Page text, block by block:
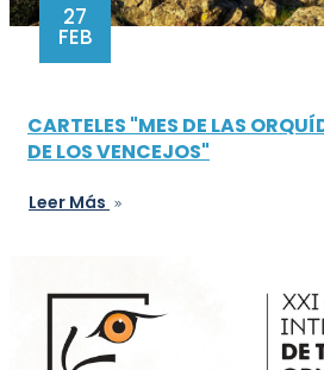
27
FEB
CARTELES "MES DE LAS
DE LOS VENCEJOS"
Leer Más